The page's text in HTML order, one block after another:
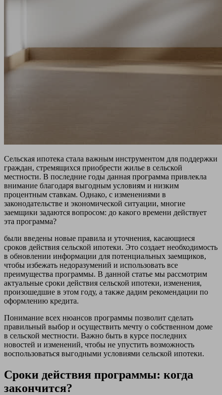
Сельская ипотека стала важным инструментом для поддержки
граждан, стремящихся приобрести жилье в сельской
местности. В последние годы данная программа привлекла
внимание благодаря выгодным условиям и низким
процентным ставкам. Однако, с изменениями в
законодательстве и экономической ситуации, многие
заемщики задаются вопросом: до какого времени действует
эта программа?
были введены новые правила и уточнения, касающиеся
сроков действия сельской ипотеки. Это создает необходимость
в обновлении информации для потенциальных заемщиков,
чтобы избежать недоразумений и использовать все
преимущества программы. В данной статье мы рассмотрим
актуальные сроки действия сельской ипотеки, изменения,
произошедшие в этом году, а также дадим рекомендации по
оформлению кредита.
Понимание всех нюансов программы позволит сделать
правильный выбор и осуществить мечту о собственном доме
в сельской местности. Важно быть в курсе последних
новостей и изменений, чтобы не упустить возможность
воспользоваться выгодными условиями сельской ипотеки.
Сроки действия программы: когда
закончится?